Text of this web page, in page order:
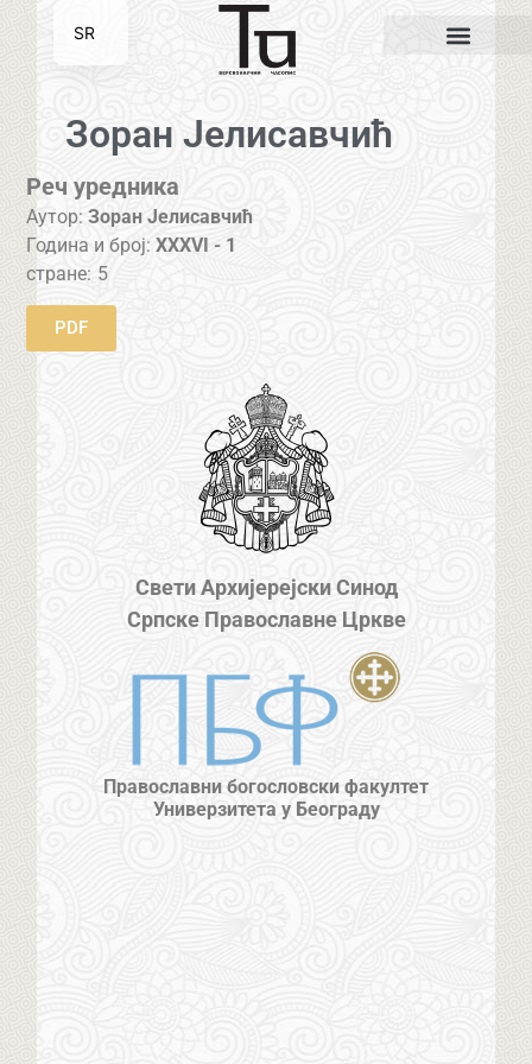
Зоран Јелисавчић
Реч уредника
Аутор: Зоран Јелисавчић
Година и број:XXXVI - 1
стране: 5
PDF
Свети Архијерејски Синод
Српске Православне Цркве
Православни богословски факултет
Универзитета у Београду
SR
EN